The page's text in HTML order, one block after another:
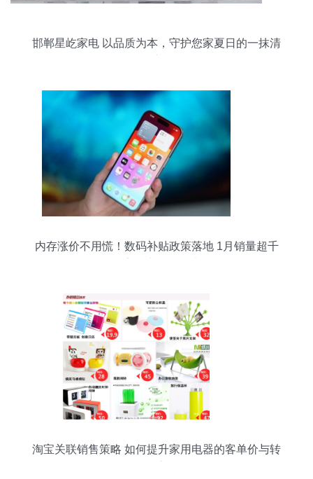
邯郸星屹家电 以品质为本，守护您家夏日的一抹清
内存涨价不用慌！数码补贴政策落地 1月销量超千
淘宝关联销售策略 如何提升家用电器的客单价与转